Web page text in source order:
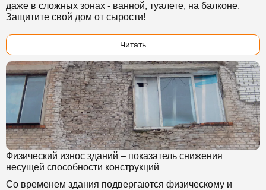
даже в сложных зонах - ванной, туалете, на балконе.
Защитите свой дом от сырости!
Читать
Физический износ зданий – показатель снижения
несущей способности конструкций
Со временем здания подвергаются физическому и